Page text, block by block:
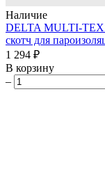
Наличие
DELTA MULTI-
скотч для
1 294 ₽
В корзину
–